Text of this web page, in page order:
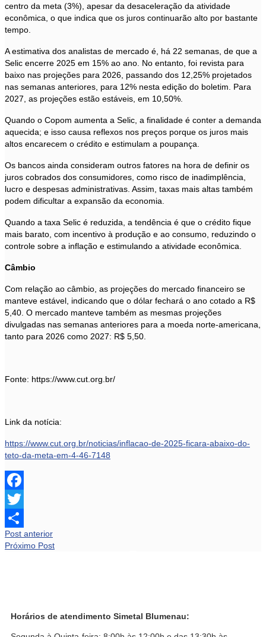
centro da meta (3%), apesar da desaceleração da atividade
econômica, o que indica que os juros continuarão alto por bastante
tempo.
A estimativa dos analistas de mercado é, há 22 semanas, de que a
Selic encerre 2025 em 15% ao ano. No entanto, foi revista para
baixo nas projeções para 2026, passando dos 12,25% projetados
nas semanas anteriores, para 12% nesta edição do boletim. Para
2027, as projeções estão estáveis, em 10,50%.
Quando o Copom aumenta a Selic, a finalidade é conter a demanda
aquecida; e isso causa reflexos nos preços porque os juros mais
altos encarecem o crédito e estimulam a poupança.
Os bancos ainda consideram outros fatores na hora de definir os
juros cobrados dos consumidores, como risco de inadimplência,
lucro e despesas administrativas. Assim, taxas mais altas também
podem dificultar a expansão da economia.
Quando a taxa Selic é reduzida, a tendência é que o crédito fique
mais barato, com incentivo à produção e ao consumo, reduzindo o
controle sobre a inflação e estimulando a atividade econômica.
Câmbio
Com relação ao câmbio, as projeções do mercado financeiro se
manteve estável, indicando que o dólar fechará o ano cotado a R$
5,40. O mercado manteve também as mesmas projeções
divulgadas nas semanas anteriores para a moeda norte-americana,
tanto para 2026 como 2027: R$ 5,50.
Fonte: https://www.cut.org.br/
Link da notícia:
https://www.cut.org.br/noticias/inflacao-de-2025-ficara-abaixo-do-
teto-da-meta-em-4-46-7148
Facebook
Twitter
Share
Post anterior
Próximo Post
Horários de atendimento Simetal Blumenau: